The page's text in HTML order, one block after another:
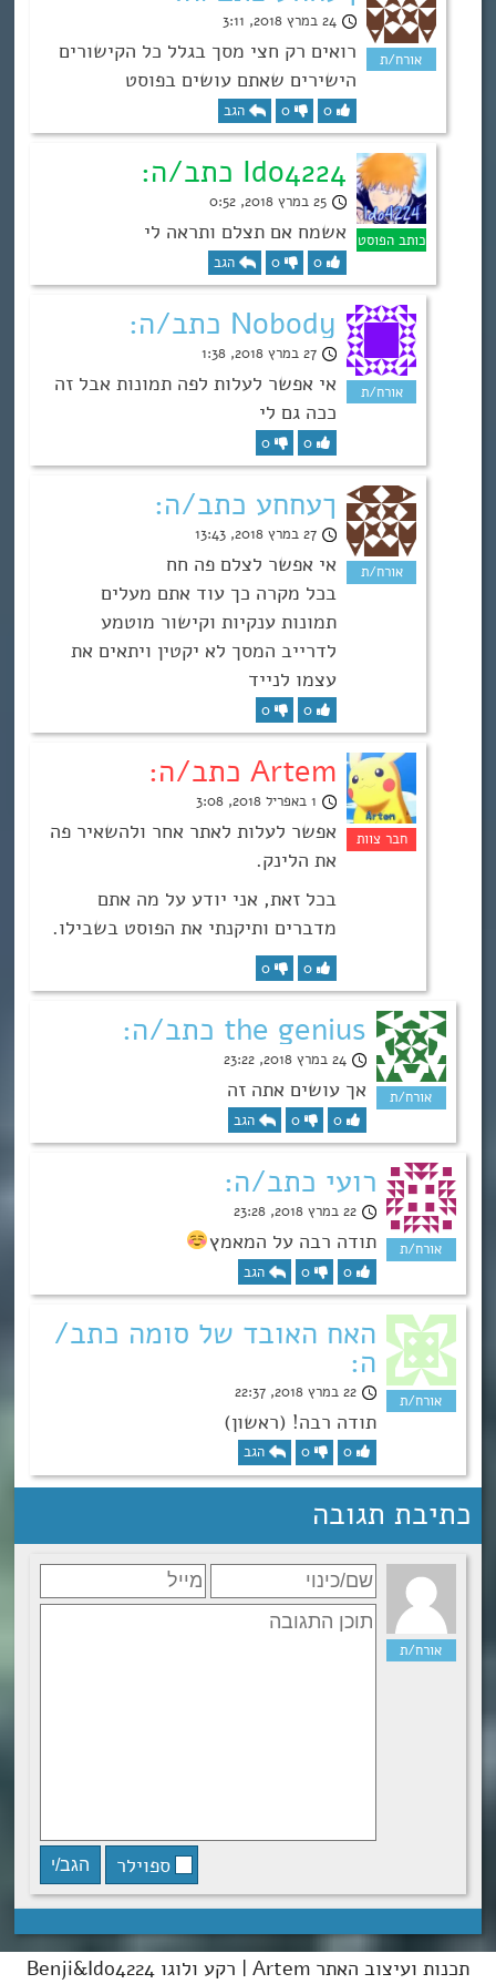
24 במרץ 2018, 3:11
רואים רק חצי מסך בגלל כל הקישורים
הישירים שאתם עושים בפוסט
0
0 הגב
Ido4224 כתב/ה:
25 במרץ 2018, 0:52
אשמח אם תצלם ותראה לי
0
0 הגב
Nobody כתב/ה:
27 במרץ 2018, 1:38
אי אפשר לעלות לפה תמונות אבל זה
ככה גם לי
0
0
ךעחחע כתב/ה:
27 במרץ 2018, 13:43
אי אפשר לצלם פה חח
בכל מקרה כך עוד אתם מעלים
תמונות ענקיות וקישור מוטמע
לדרייב המסך לא יקטין ויתאים את
עצמו לנייד
0
0
Artem כתב/ה:
1 באפריל 2018, 3:08
אפשר לעלות לאתר אחר ולהשאיר פה
את הלינק.
בכל זאת, אני יודע על מה אתם
מדברים ותיקנתי את הפוסט בשבילו.
0
0
the genius כתב/ה:
24 במרץ 2018, 23:22
אך עושים אתה זה
0
0 הגב
רועי כתב/ה:
22 במרץ 2018, 23:28
תודה רבה על המאמץ
0
0 הגב
האח האובד של סומה כתב/
ה:
22 במרץ 2018, 22:37
תודה רבה! (ראשון)
0
0 הגב
כתיבת תגובה
ספוילר
תכנות ועיצוב האתר Artem | רקע ולוגו Benji&Ido4224